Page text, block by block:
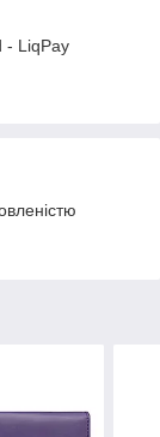
- LiqPay